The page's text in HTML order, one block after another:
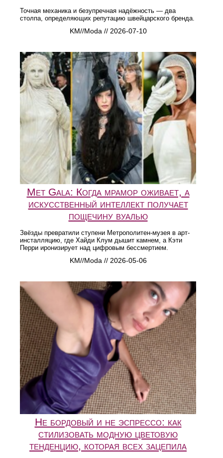
Точная механика и безупречная надёжность — два
столпа, определяющих репутацию швейцарского бренда.
KM//Moda // 2026-07-10
Met Gala: Когда мрамор оживает, а
искусственный интеллект получает
пощечину вуалью
Звёзды превратили ступени Метрополитен-музея в арт-
инсталляцию, где Хайди Клум дышит камнем, а Кэти
Перри иронизирует над цифровым бессмертием.
KM//Moda // 2026-05-06
Не бордовый и не эспрессо: как
стилизовать модную цветовую
тенденцию, которая всех зацепила